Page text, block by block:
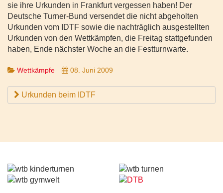
sie ihre Urkunden in Frankfurt vergessen haben! Der
Deutsche Turner-Bund versendet die nicht abgeholten
Urkunden vom IDTF sowie die nachträglich ausgestellten
Urkunden von den Wettkämpfen, die Freitag stattgefunden
haben, Ende nächster Woche an die Festturnwarte.
Wettkämpfe 08. Juni 2009
Urkunden beim IDTF